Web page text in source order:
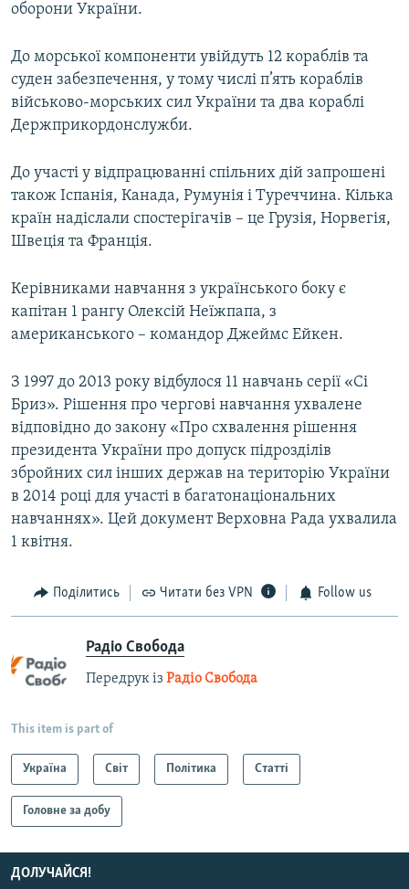
оборони України.
До морської компоненти увійдуть 12 кораблів та
суден забезпечення, у тому числі п’ять кораблів
військово-морських сил України та два кораблі
Держприкордонслужби.
До участі у відпрацюванні спільних дій запрошені
також Іспанія, Канада, Румунія і Туреччина. Кілька
країн надіслали спостерігачів – це Грузія, Норвегія,
Швеція та Франція.
Керівниками навчання з українського боку є
капітан 1 рангу Олексій Неїжпапа, з
американського – командор Джеймс Ейкен.
З 1997 до 2013 року відбулося 11 навчань серії «Сі
Бриз». Рішення про чергові навчання ухвалене
відповідно до закону «Про схвалення рішення
президента України про допуск підрозділів
збройних сил інших держав на територію України
в 2014 році для участі в багатонаціональних
навчаннях». Цей документ Верховна Рада ухвалила
1 квітня.
Поділитись Читати без VPN Follow us
Радіо Свобода
Передрук із Радіо Свобода
This item is part of
Україна Світ Політика Статті
Головне за добу
ДОЛУЧАЙСЯ!